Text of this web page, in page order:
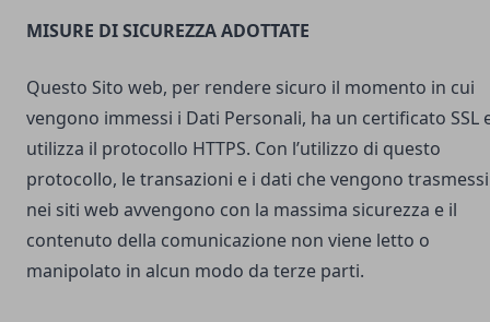
MISURE DI SICUREZZA ADOTTATE
Questo Sito web, per rendere sicuro il momento in cui
vengono immessi i Dati Personali, ha un certificato SSL
utilizza il protocollo HTTPS. Con l’utilizzo di questo
protocollo, le transazioni e i dati che vengono trasmessi
nei siti web avvengono con la massima sicurezza e il
contenuto della comunicazione non viene letto o
manipolato in alcun modo da terze parti.